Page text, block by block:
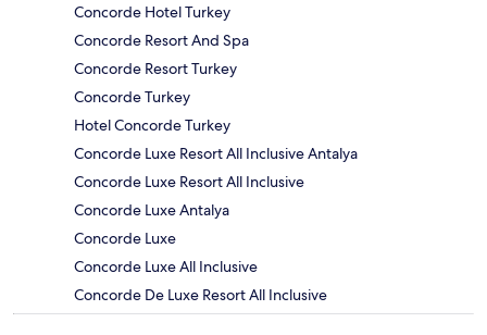
Concorde Hotel Turkey
Concorde Resort And Spa
Concorde Resort Turkey
Concorde Turkey
Hotel Concorde Turkey
Concorde Luxe Resort All Inclusive Antalya
Concorde Luxe Resort All Inclusive
Concorde Luxe Antalya
Concorde Luxe
Concorde Luxe All Inclusive
Concorde De Luxe Resort All Inclusive